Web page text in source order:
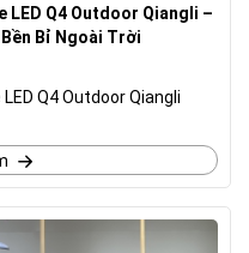
LED Q4 Outdoor Qiangli –
Bỉ Ngoài Trời
Q4 Outdoor Qiangli